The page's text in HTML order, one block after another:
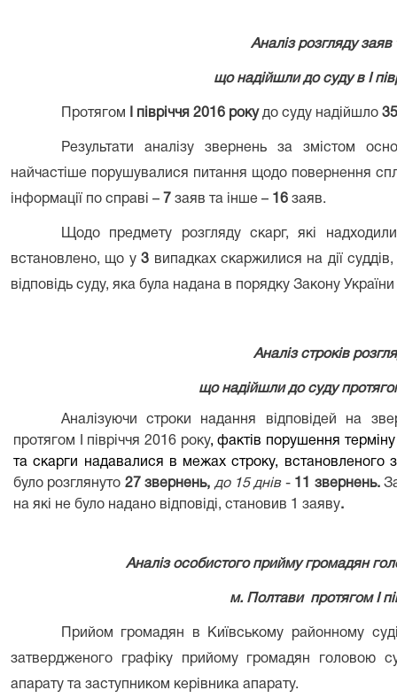
Аналіз розгляду заяв
що надійшли до суду в І
Протягом І півріччя 2016 рокудо суду надійшло
Результати аналізу звернень за змістом
найчастіше порушувалися питання щодо повернення
інформації по справі – 7 заяв та інше – 16 заяв.
Щодо предмету розгляду скарг, які
встановлено, що у3 випадках скаржилися на дії
відповідь суду, яка була надана в порядку Закону
Аналіз строків
що надійшли до суду
Аналізуючи строки надання відповідей на
протягом
І півріччя 2016 року, фактів порушення терміну
та скарги надавалися в межах строку, встановленого
було розглянуто 27 звернень, до 15 днів- 11 звернень.
на які не було надано відповіді, становив 1 заяву.
Аналіз особистого прийму громадян
м. Полтави протягом І
Прийом громадян в Київському районному
затвердженого графіку прийому громадян головою
апарату та заступником керівника апарату.